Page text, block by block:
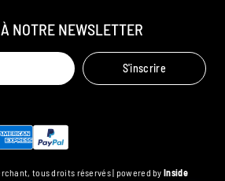
NOTRE NEWSLETTER
S'inscrire
tous droits réservés | powered byInside